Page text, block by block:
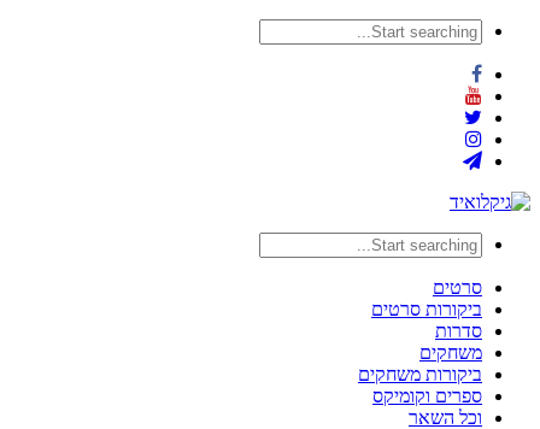
סרטים
ביקורות סרטים
סדרות
משחקים
ביקורות משחקים
ספרים וקומיקס
וכל השאר